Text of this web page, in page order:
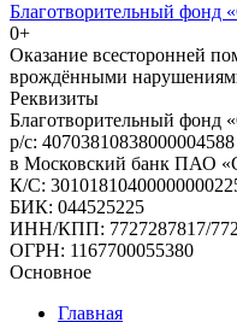
Благотворительный фонд
0+
Оказание всесторонней
врождёнными
Реквизиты
Благотворительный фонд
р/с: 40703810838000004588
в Московский банк ПАО
К/С:
БИК: 044525225
ИНН/КПП: 7727287817/
ОГРН: 1167700055380
Основное
Главная